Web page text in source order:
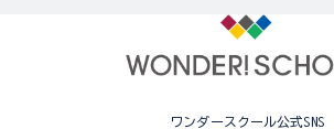
ワンダースクール公式SNS